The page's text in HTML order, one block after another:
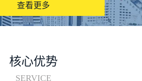
查看更多
核心优势
SERVICE